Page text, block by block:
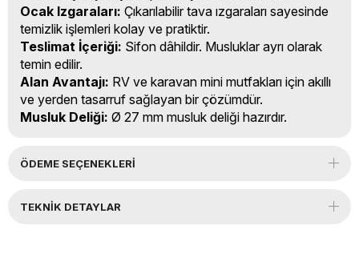
Ocak Izgaraları: Çıkarılabilir tava ızgaraları sayesinde
temizlik işlemleri kolay ve pratiktir.
Teslimat İçeriği: Sifon dâhildir. Musluklar ayrı olarak
temin edilir.
Alan Avantajı: RV ve karavan mini mutfakları için akıllı
ve yerden tasarruf sağlayan bir çözümdür.
Musluk Deliği: Ø 27 mm musluk deliği hazırdır.
ÖDEME SEÇENEKLERI
TEKNIK DETAYLAR